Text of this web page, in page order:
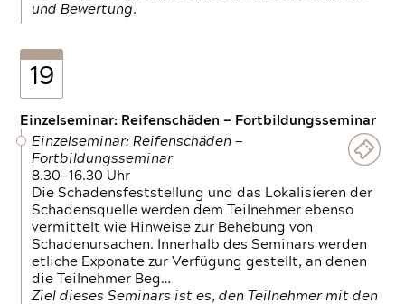
und Bewertung.
19
Einzelseminar: Reifenschäden — Fortbildungsseminar
Einzelseminar: Reifenschäden —
Fortbildungsseminar
8.30—16.30 Uhr
Die Schadensfeststellung und das Lokalisieren der
Schadensquelle werden dem Teilnehmer ebenso
vermittelt wie Hinweise zur Behebung von
Schadenursachen. Innerhalb des Seminars werden
etliche Exponate zur Verfügung gestellt, an denen
die Teilnehmer Beg…
Ziel dieses Seminars ist es, den Teilnehmer mit den